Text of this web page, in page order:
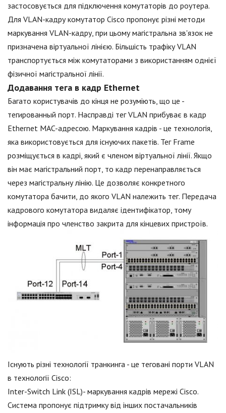
застосовується для підключення комутаторів до роутера.
Для VLAN-кадру комутатор Cisco пропонує різні методи
маркування VLAN-кадру, при цьому магістральна зв'язок не
призначена віртуальної лінією. Більшість трафіку VLAN
транспортується між комутаторами з використанням однієї
фізичної магістральної лінії.
Додавання тега в кадр Ethernet
Багато користувачів до кінця не розуміють, що це -
тегированный порт. Насправді тег VLAN прибуває в кадр
Ethernet MAC-адресою. Маркування кадрів - це технологія,
яка використовується для існуючих пакетів. Тег Frame
розміщується в кадрі, який є членом віртуальної лінії. Якщо
він має магістральний порт, то кадр перенаправляється
через магістральну лінію. Це дозволяє конкретного
комутатора бачити, до якого VLAN належить тег. Передача
кадрового комутатора видаляє ідентифікатор, тому
інформація про членство закрита для кінцевих пристроїв.
Існують різні технології транкинга - це теговані порти VLAN
в технології Cisco:
Inter-Switch Link (ISL)- маркування кадрів мережі Cisco.
Система пропонує підтримку від інших постачальників